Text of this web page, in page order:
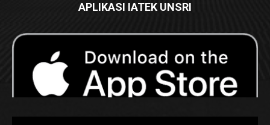
APLIKASI IATEK UNSRI